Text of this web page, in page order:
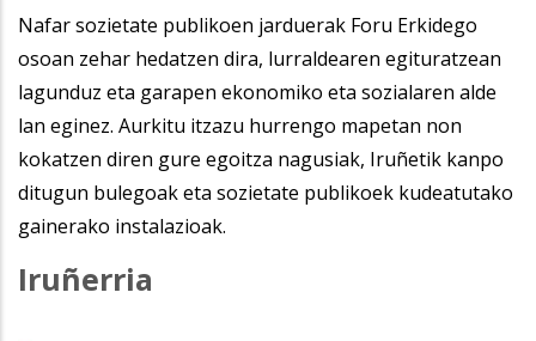
Nafar sozietate publikoen jarduerak Foru Erkidego
osoan zehar hedatzen dira, lurraldearen egituratzean
lagunduz eta garapen ekonomiko eta sozialaren alde
lan eginez. Aurkitu itzazu hurrengo mapetan non
kokatzen diren gure egoitza nagusiak, Iruñetik kanpo
ditugun bulegoak eta sozietate publikoek kudeatutako
gainerako instalazioak.
Iruñerria